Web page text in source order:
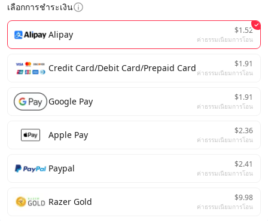
เลือกการชำระเงิน
Alipay $1.52
ค่าธรรมเนียมการโอน
Credit Card/Debit Card/Prepaid Card $1.91
ค่าธรรมเนียมการโอน
Google Pay $1.91
ค่าธรรมเนียมการโอน
Apple Pay $2.36
ค่าธรรมเนียมการโอน
Paypal $2.41
ค่าธรรมเนียมการโอน
Razer Gold $9.98
ค่าธรรมเนียมการโอน